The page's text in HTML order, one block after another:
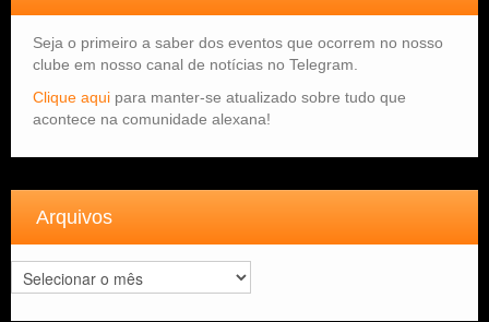
Seja o primeiro a saber dos eventos que ocorrem no nosso
clube em nosso canal de notícias no Telegram.
Clique aqui para manter-se atualizado sobre tudo que
acontece na comunidade alexana!
Arquivos
Arquivos